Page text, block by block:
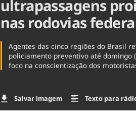
ultrapassagens
nas rodovias
Agentes das cinco regiões do Brasil
policiamento preventivo até domingo
foco na conscientização dos
Salvar imagem Texto para